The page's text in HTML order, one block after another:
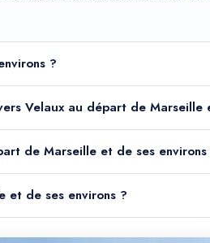
?
Velaux au départ de Marseille
de Marseille et de ses environs
et de ses environs ?